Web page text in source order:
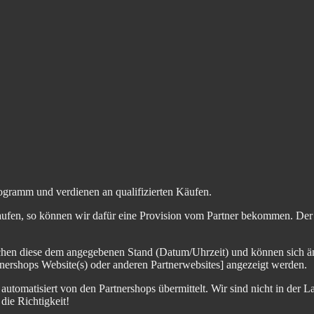
und verdienen an qualifizierten Käufen.
so können wir dafür eine Provision vom Partner bekommen.
diese dem angegebenen Stand (Datum/Uhrzeit) und können
Website(s) oder anderen Partnerwebsites] angezeigt werden.
von den Partnershops übermittelt. Wir sind nicht in der
Richtigkeit!